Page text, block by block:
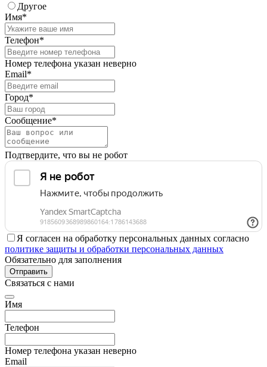
Другое
Имя*
Телефон*
Номер телефона указан неверно
Email*
Город*
Сообщение*
Подтвердите, что вы не робот
Я согласен на обработку персональных данных согласно
политике защиты и обработки персональных данных
Обязательно для заполнения
Отправить
Связаться с нами
Имя
Телефон
Номер телефона указан неверно
Email